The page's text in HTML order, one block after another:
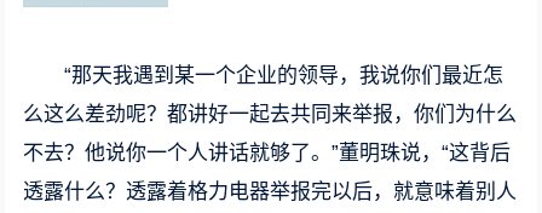
“那天我遇到某一个企业的领导，我说你们最近怎
么这么差劲呢？都讲好一起去共同来举报，你们为什么
不去？他说你一个人讲话就够了。”董明珠说，“这背后
透露什么？透露着格力电器举报完以后，就意味着别人